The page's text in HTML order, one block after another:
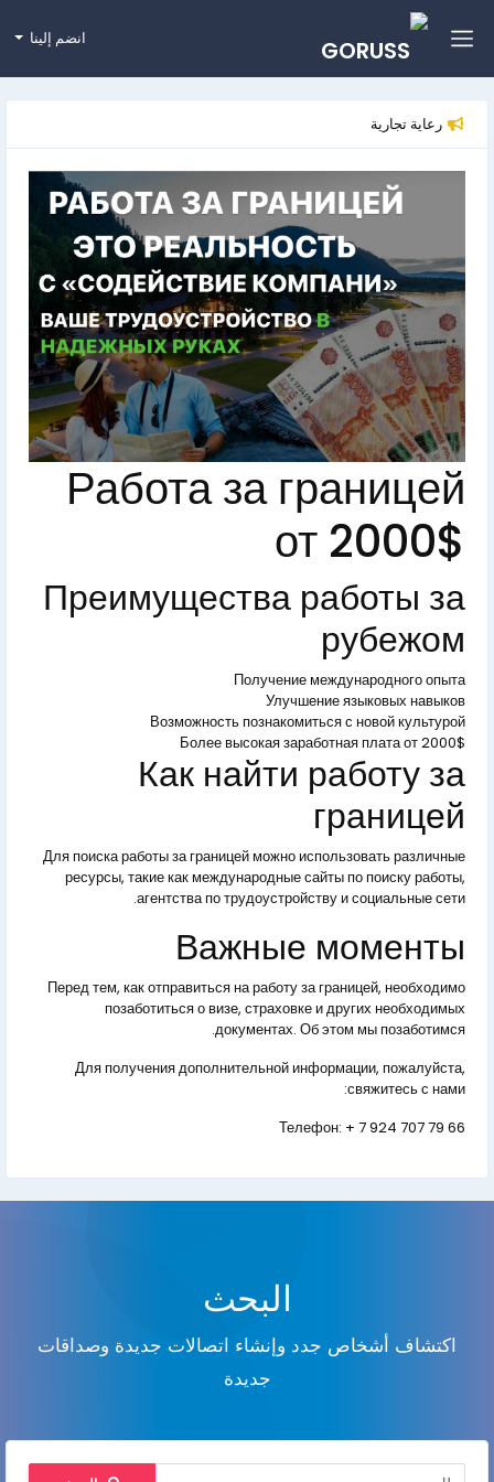
انضم إلينا
رعاية تجارية
Работа за границей
от 2000$
Преимущества работы за
рубежом
Получение международного опыта
Улучшение языковых навыков
Возможность познакомиться с новой культурой
Более высокая заработная плата от 2000$
Как найти работу за
границей
Для поиска работы за границей можно использовать различные
ресурсы, такие как международные сайты по поиску работы,
агентства по трудоустройству и социальные сети.
Важные моменты
Перед тем, как отправиться на работу за границей, необходимо
позаботиться о визе, страховке и других необходимых
документах. Об этом мы позаботимся.
Для получения дополнительной информации, пожалуйста,
свяжитесь с нами:
Телефон: + 7 924 707 79 66
البحث
اكتشاف أشخاص جدد وإنشاء اتصالات جديدة وصداقات
جديدة